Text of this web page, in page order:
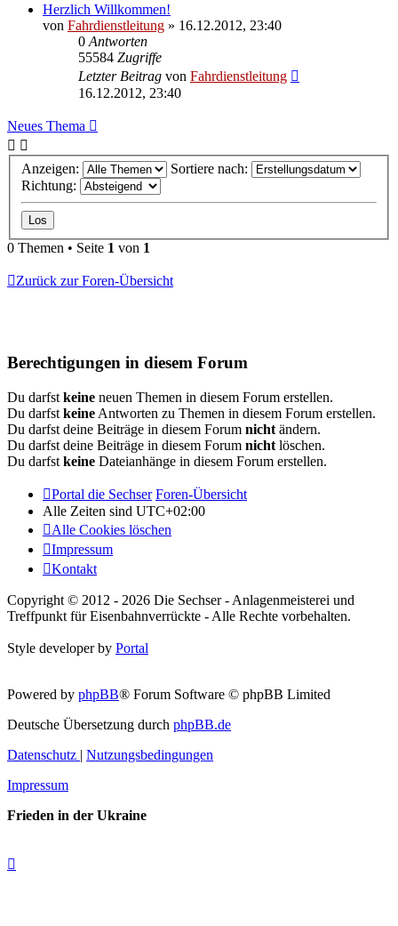
Herzlich Willkommen!
von Fahrdienstleitung » 16.12.2012, 23:40
0 Antworten
55584 Zugriffe
Letzter Beitrag von Fahrdienstleitung
16.12.2012, 23:40
Neues Thema
Anzeigen:
Sortiere nach:
Richtung:
0 Themen • Seite 1 von 1
Zurück zur Foren-Übersicht
Berechtigungen in diesem Forum
Du darfst keine neuen Themen in diesem Forum erstellen.
Du darfst keine Antworten zu Themen in diesem Forum erstellen.
Du darfst deine Beiträge in diesem Forum nicht ändern.
Du darfst deine Beiträge in diesem Forum nicht löschen.
Du darfst keine Dateianhänge in diesem Forum erstellen.
Portal die Sechser Foren-Übersicht
Alle Zeiten sind UTC+02:00
Alle Cookies löschen
Impressum
Kontakt
Copyright © 2012 - 2026 Die Sechser - Anlagenmeisterei und
Treffpunkt für Eisenbahnverrückte - Alle Rechte vorbehalten.
Style developer by Portal
Powered by phpBB® Forum Software © phpBB Limited
Deutsche Übersetzung durch phpBB.de
Datenschutz | Nutzungsbedingungen
Impressum
Frieden in der Ukraine